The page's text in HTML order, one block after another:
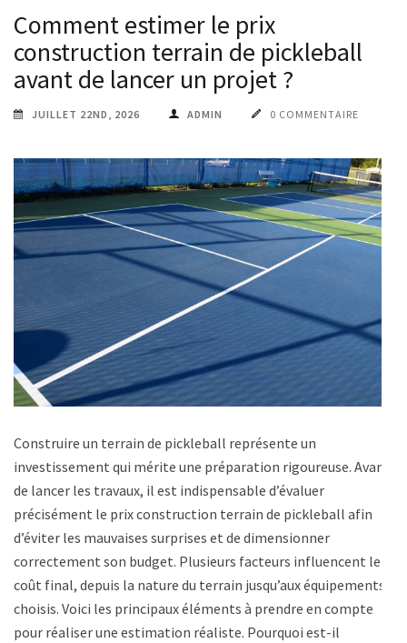
Comment estimer le prix
construction terrain de pickleball
avant de lancer un projet ?
JUILLET 22ND, 2026 ADMIN 0 COMMENTAIRE
Construire un terrain de pickleball représente un
investissement qui mérite une préparation rigoureuse. Avant
de lancer les travaux, il est indispensable d’évaluer
précisément le prix construction terrain de pickleball afin
d’éviter les mauvaises surprises et de dimensionner
correctement son budget. Plusieurs facteurs influencent le
coût final, depuis la nature du terrain jusqu’aux équipements
choisis. Voici les principaux éléments à prendre en compte
pour réaliser une estimation réaliste. Pourquoi est-il